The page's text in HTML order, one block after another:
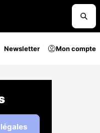
Newsletter Mon compte